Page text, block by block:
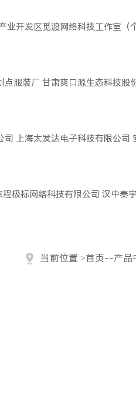
业开发区觅渡网络科技工作室（
点服装厂 甘肃爽口源生态科技股
司 上海太发达电子科技有限公司
程极标网络科技有限公司 汉中秦
当前位置 >首页--产品